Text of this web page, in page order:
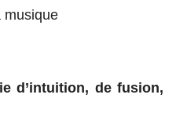
musique
d’intuition, de fusion,